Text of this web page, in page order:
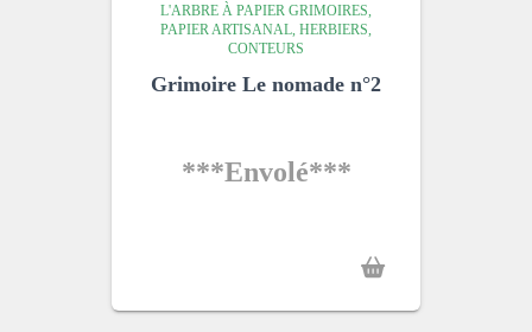
L'ARBRE À PAPIER GRIMOIRES,
PAPIER ARTISANAL, HERBIERS,
CONTEURS
Grimoire Le nomade n°2
***Envolé***